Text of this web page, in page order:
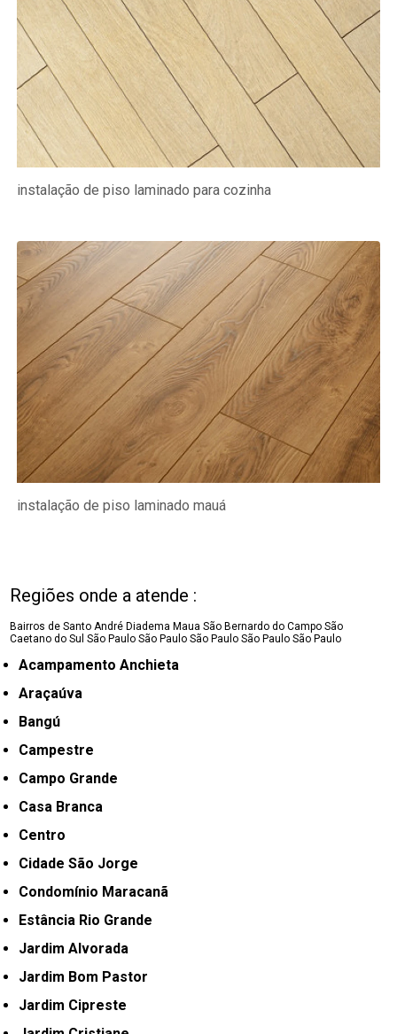
instalação de piso laminado para cozinha
instalação de piso laminado mauá
Regiões onde a atende :
Bairros de Santo André Diadema Maua São Bernardo do Campo São
Caetano do SulSão Paulo São Paulo São Paulo São Paulo São Paulo
Acampamento Anchieta
Araçaúva
Bangú
Campestre
Campo Grande
Casa Branca
Centro
Cidade São Jorge
Condomínio Maracanã
Estância Rio Grande
Jardim Alvorada
Jardim Bom Pastor
Jardim Cipreste